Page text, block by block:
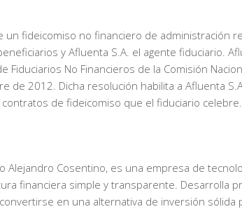
fideicomiso no financiero de administración
y Afluenta S.A. el agente fiduciario.
No Financieros de la Comisión
2012. Dicha resolución habilita a Afluenta
de fideicomiso que el fiduciario celebre.
Cosentino, es una empresa de
financiera simple y transparente. Desarrolla
en una alternativa de inversión